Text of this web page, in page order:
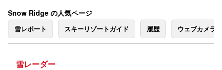
Snow Ridge の人気ページ
雪レポート スキーリゾートガイド 履歴 ウェブカメラ
雪レーダー